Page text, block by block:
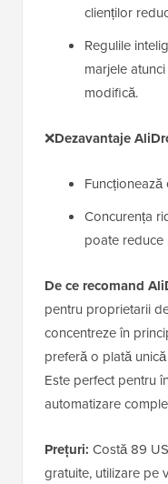
clienților
Regulile
marjele
modifică.
❌Dezavantaje
Funcționează
Concurența
poate
De ce recomand
pentru proprietarii
concentreze în
preferă o plată
Este perfect pentru
automatizare
Prețuri: Costă 89
gratuite, utilizare pe